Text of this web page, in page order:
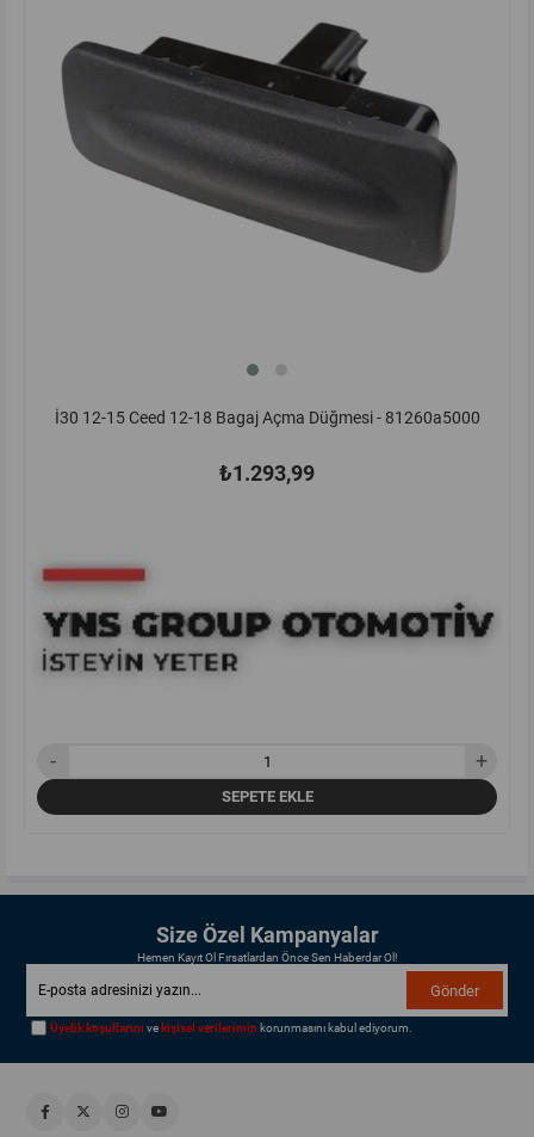
İ30 12-15 Ceed 12-18 Bagaj Açma Düğmesi - 81260a5000
₺1.293,99
SEPETE EKLE
Size Özel Kampanyalar
Hemen Kayıt Ol Fırsatlardan Önce Sen Haberdar Ol!
Gönder
Üyelik koşullarını ve kişisel verilerimin korunmasını kabul ediyorum.